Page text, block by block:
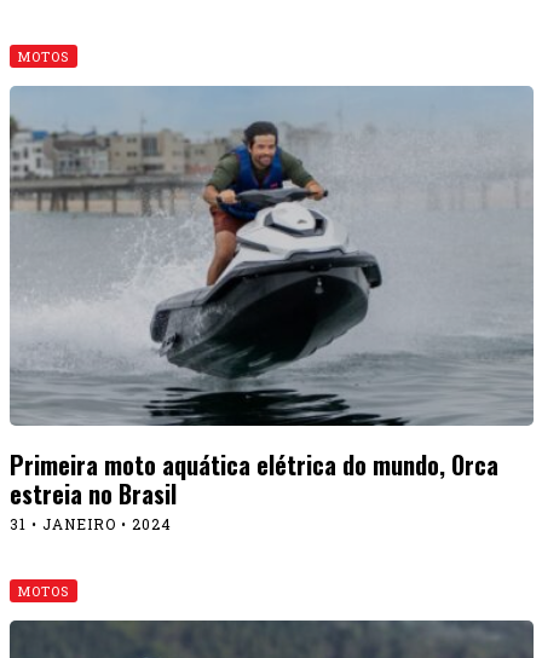
MOTOS
Primeira moto aquática elétrica do mundo, Orca
estreia no Brasil
31 • JANEIRO • 2024
MOTOS